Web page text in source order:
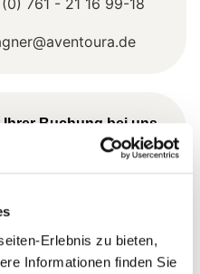
Erlebnis zu bieten,
Informationen finden Sie
Ihrer Buchung bei uns
treffen:
Erfahrung!